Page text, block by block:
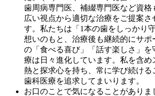
歯周病専門医、補綴専門医など資格
広い視点から適切な治療をご提案さ
す。私たちは「1本の歯をしっかり
想いのもと、治療後も継続的にサポ
の「食べる喜び」「話す楽しさ」を
療は日々進化しています。私を含め
熱と探求心を持ち、常に学び続ける
歯科医療を追求してまいります。
お口のことで気になることがありま